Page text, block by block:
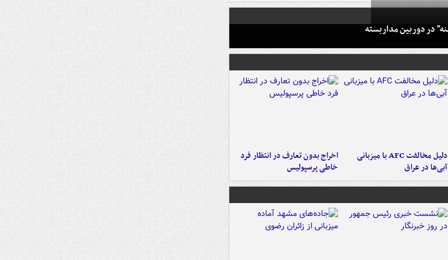
دلیل مخالفت AFC با میزبانی
آبی‌ها در عراق
اخراج بدون تعارف در انتظار فرد
خاطی پرسپولیس